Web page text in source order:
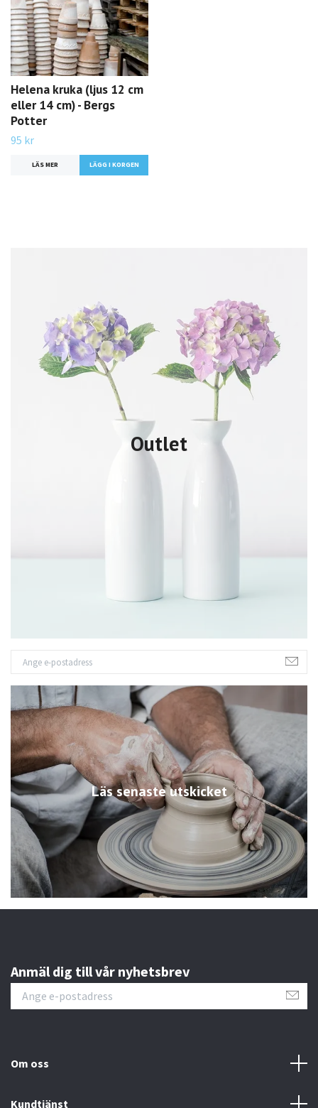
Outlet
Läs senaste utskicket
Helena kruka (ljus 12 cm
eller 14 cm) - Bergs
Potter
95 kr
LÄS MER LÄGG I KORGEN
Anmäl dig till vår nyhetsbrev
Om oss
Kundtjänst